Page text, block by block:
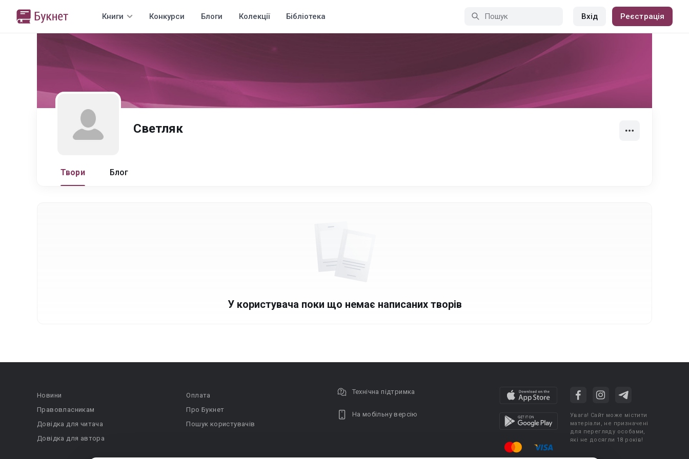
Книги Конкурси Блоги Колекції Бібліотека Вхід Реєстрація
Светляк
Твори Блог
У користувача поки що немає написаних творів
Новини
Правовласникам
Довідка для читача
Довідка для автора
Оплата
Про Букнет
Пошук користувачів
Технічна підтримка
На мобільну версію
Увага! Сайт може містити
матеріали, не призначені
для перегляду особами,
які не досягли 18 років!